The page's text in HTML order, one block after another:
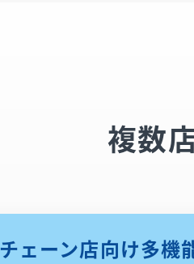
複数
チェーン店向け多機